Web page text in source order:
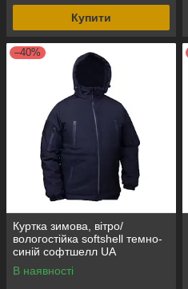
Купити
–40%
Куртка зимова, вітро/
вологостійка softshell темно-
синій софтшелл UA
В наявності